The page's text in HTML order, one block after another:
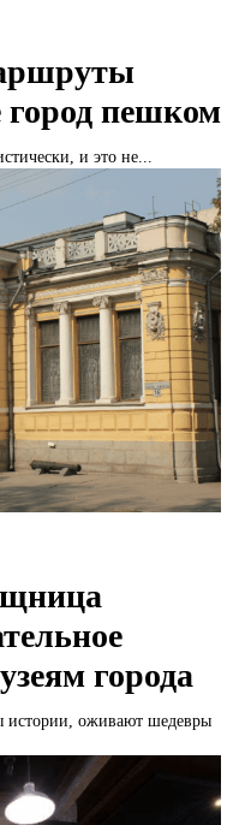
город пешком
и это не...
города
истории, оживают шедевры